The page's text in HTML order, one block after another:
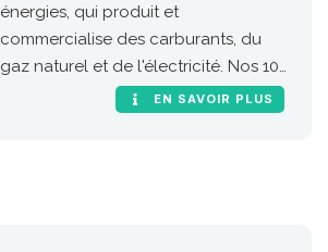
énergies, qui produit et
commercialise des carburants, du
gaz naturel et de l'électricité. Nos 100
000 collaborateurs s’engagent pour
EN SAVOIR PLUS